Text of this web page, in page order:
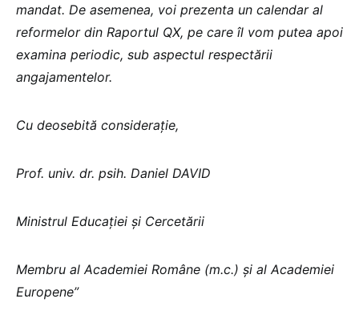
mandat. De asemenea, voi prezenta un calendar al
reformelor din Raportul QX, pe care îl vom putea apoi
examina periodic, sub aspectul respectării
angajamentelor.
Cu deosebită considerație,
Prof. univ. dr. psih. Daniel DAVID
Ministrul Educației și Cercetării
Membru al Academiei Române (m.c.) și al Academiei
Europene”